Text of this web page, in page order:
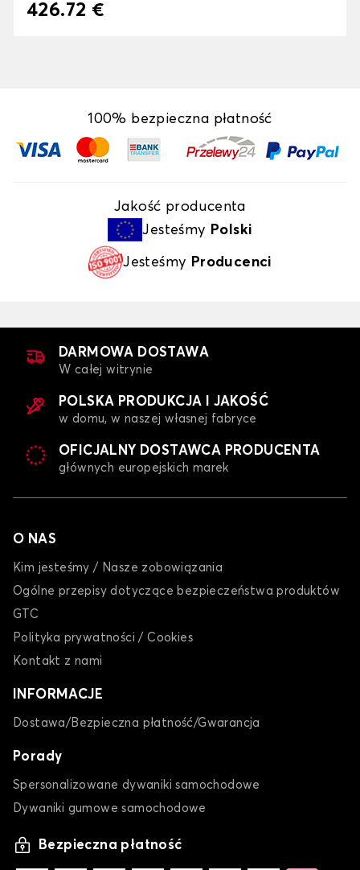
426.72 €
100% bezpieczna płatność
Jakość producenta
Jesteśmy Polski
Jesteśmy Producenci
DARMOWA DOSTAWA
W całej witrynie
POLSKA PRODUKCJA I JAKOŚĆ
w domu, w naszej własnej fabryce
OFICJALNY DOSTAWCA PRODUCENTA
głównych europejskich marek
O NAS
Kim jesteśmy / Nasze zobowiązania
Ogólne przepisy dotyczące bezpieczeństwa produktów
GTC
Polityka prywatności / Cookies
Kontakt z nami
INFORMACJE
Dostawa/Bezpieczna płatność/Gwarancja
Porady
Spersonalizowane dywaniki samochodowe
Dywaniki gumowe samochodowe
Bezpieczna płatność